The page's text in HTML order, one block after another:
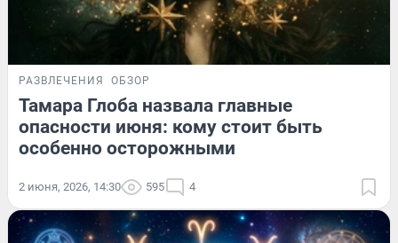
РАЗВЛЕЧЕНИЯ ОБЗОР
Тамара Глоба назвала главные
опасности июня: кому стоит быть
особенно осторожными
2 июня, 2026, 14:30 595 4